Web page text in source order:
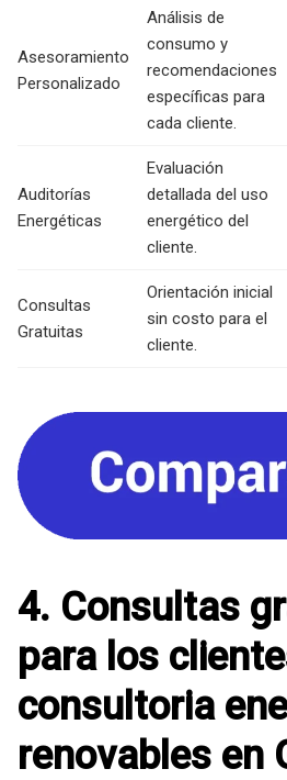
Asesoramiento
Personalizado
Análisis de
consumo y
recomendaciones
específicas para
cada cliente.
Auditorías
Energéticas
Evaluación
detallada del uso
energético del
cliente.
Consultas
Gratuitas
Orientación inicial
sin costo para el
cliente.
4. Consultas
para los
consultoria
renovables en